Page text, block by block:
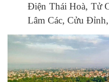
Điện Thái Hoà, Tử
Lâm Các, Cửu